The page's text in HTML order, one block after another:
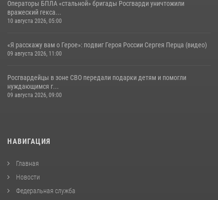
Операторы БПЛА «стальной» бригады Росгварди уничтожили
вражеский гекса...
10 августа 2026, 05:00
«Я расскажу вам о Герое»: подвиг Героя России Сергея Перца (видео)
09 августа 2026, 11:00
Росгвардейцы в зоне СВО передали подарки детям и помогли
нуждающимся г...
09 августа 2026, 09:00
НАВИГАЦИЯ
Главная
Новости
Федеральная служба